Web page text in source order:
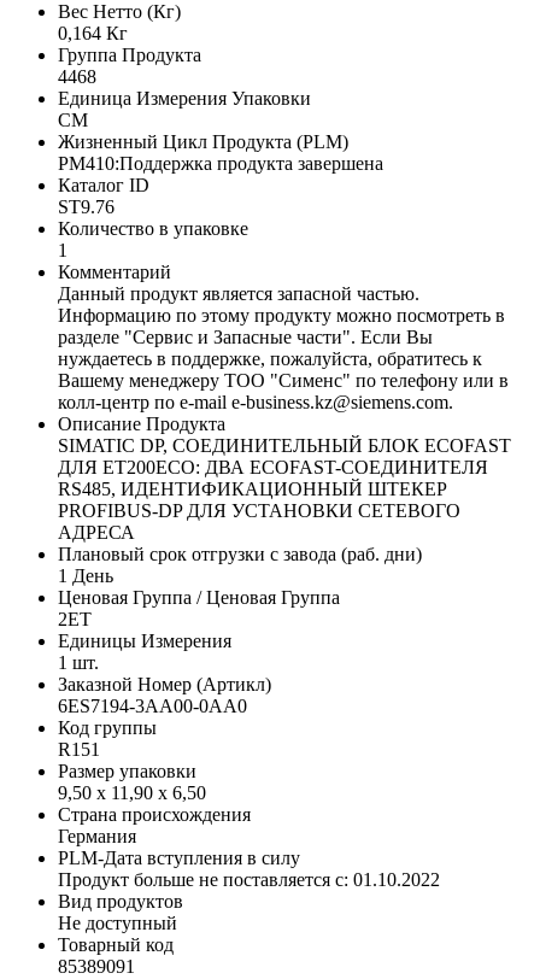
Вес Нетто (Кг)
0,164 Кг
Группа Продукта
4468
Единица Измерения Упаковки
CM
Жизненный Цикл Продукта (PLM)
PM410:Поддержка продукта завершена
Каталог ID
ST9.76
Количество в упаковке
1
Комментарий
Данный продукт является запасной частью.
Информацию по этому продукту можно посмотреть в
разделе "Сервис и Запасные части". Если Вы
нуждаетесь в поддержке, пожалуйста, обратитесь к
Вашему менеджеру ТОО "Сименс" по телефону или в
колл-центр по e-mail e-business.kz@siemens.com.
Описание Продукта
SIMATIC DP, СОЕДИНИТЕЛЬНЫЙ БЛОК ECOFAST
ДЛЯ ET200ECO: ДВА ECOFAST-СОЕДИНИТЕЛЯ
RS485, ИДЕНТИФИКАЦИОННЫЙ ШТЕКЕР
PROFIBUS-DP ДЛЯ УСТАНОВКИ СЕТЕВОГО
АДРЕСА
Плановый срок отгрузки с завода (раб. дни)
1 День
Ценовая Группа / Ценовая Группа
2ET
Единицы Измерения
1 шт.
Заказной Номер (Артикл)
6ES7194-3AA00-0AA0
Код группы
R151
Размер упаковки
9,50 x 11,90 x 6,50
Страна происхождения
Германия
PLM-Дата вступления в силу
Продукт больше не поставляется с: 01.10.2022
Вид продуктов
Не доступный
Товарный код
85389091